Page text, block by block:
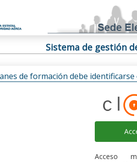
Sistema de gestión
de formación debe
Acceso